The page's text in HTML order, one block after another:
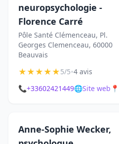
neuropsychologie -
Florence Carré
Pôle Santé Clémenceau, Pl.
Georges Clemenceau, 60000
Beauvais
★★★★★5/5•4 avis
📞+33602421449🌐Site web 📍
Anne-Sophie Wecker,